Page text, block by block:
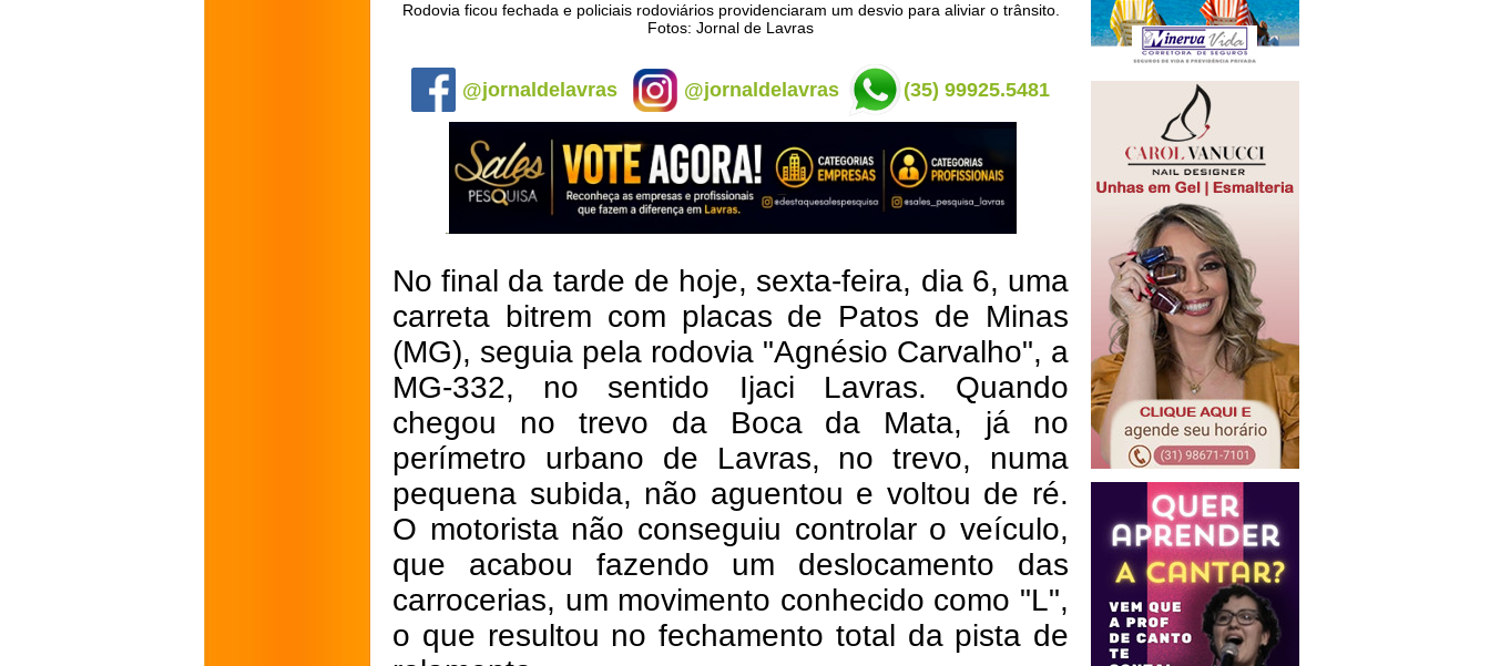
Rodovia ficou fechada e policiais rodoviários providenciaram um desvio para aliviar o trânsito.
Fotos: Jornal de Lavras
@jornaldelavras @jornaldelavras (35) 99925.5481
No final da tarde de hoje, sexta-feira, dia 6, uma
carreta bitrem com placas de Patos de Minas
(MG), seguia pela rodovia "Agnésio Carvalho", a
MG-332, no sentido Ijaci Lavras. Quando
chegou no trevo da Boca da Mata, já no
perímetro urbano de Lavras, no trevo, numa
pequena subida, não aguentou e voltou de ré.
O motorista não conseguiu controlar o veículo,
que acabou fazendo um deslocamento das
carrocerias, um movimento conhecido como "L",
o que resultou no fechamento total da pista de